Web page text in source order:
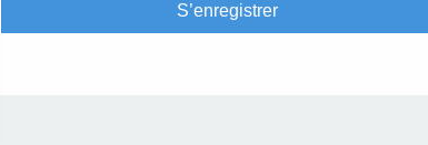
S’enregistrer